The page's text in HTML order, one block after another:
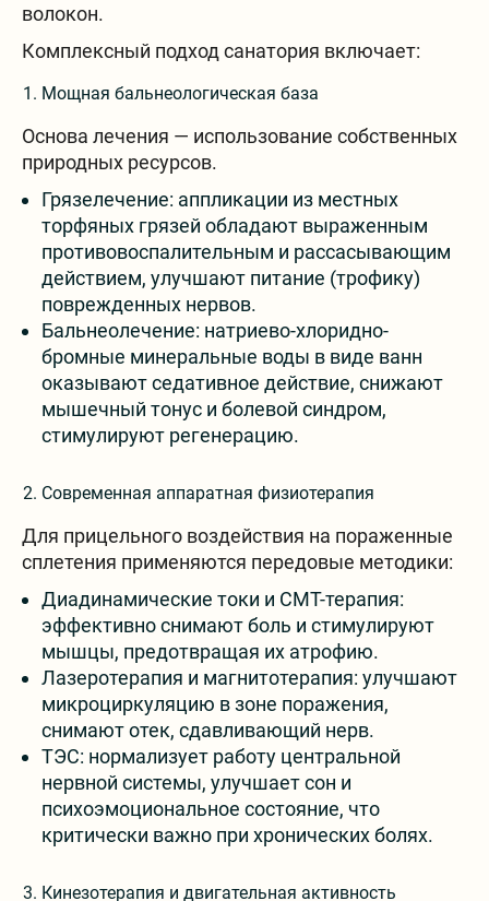
волокон.
Комплексный подход санатория включает:
Мощная бальнеологическая база
Основа лечения — использование собственных
природных ресурсов.
Грязелечение: аппликации из местных
торфяных грязей обладают выраженным
противовоспалительным и рассасывающим
действием, улучшают питание (трофику)
поврежденных нервов.
Бальнеолечение: натриево-хлоридно-
бромные минеральные воды в виде ванн
оказывают седативное действие, снижают
мышечный тонус и болевой синдром,
стимулируют регенерацию.
Современная аппаратная физиотерапия
Для прицельного воздействия на пораженные
сплетения применяются передовые методики:
Диадинамические токи и СМТ-терапия:
эффективно снимают боль и стимулируют
мышцы, предотвращая их атрофию.
Лазеротерапия и магнитотерапия: улучшают
микроциркуляцию в зоне поражения,
снимают отек, сдавливающий нерв.
ТЭС: нормализует работу центральной
нервной системы, улучшает сон и
психоэмоциональное состояние, что
критически важно при хронических болях.
Кинезотерапия и двигательная активность